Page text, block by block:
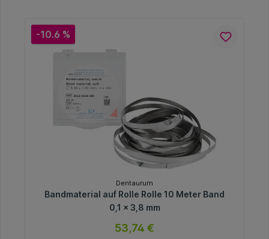
-10.6 %
Dentaurum
Bandmaterial auf Rolle Rolle 10 Meter Band
0,1 x 3,8 mm
53,74 €